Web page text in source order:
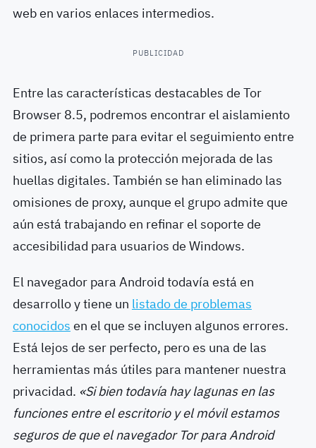
web en varios enlaces intermedios.
PUBLICIDAD
Entre las características destacables de Tor
Browser 8.5, podremos encontrar el aislamiento
de primera parte para evitar el seguimiento entre
sitios, así como la protección mejorada de las
huellas digitales. También se han eliminado las
omisiones de proxy, aunque el grupo admite que
aún está trabajando en refinar el soporte de
accesibilidad para usuarios de Windows.
El navegador para Android todavía está en
desarrollo y tiene un listado de problemas
conocidos en el que se incluyen algunos errores.
Está lejos de ser perfecto, pero es una de las
herramientas más útiles para mantener nuestra
privacidad. «Si bien todavía hay lagunas en las
funciones entre el escritorio y el móvil estamos
seguros de que el navegador Tor para Android